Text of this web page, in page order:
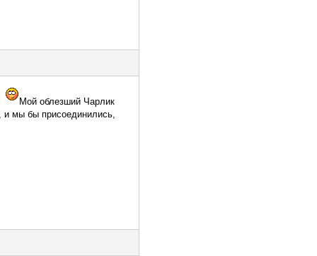
Мой облезший Чарлик
и мы бы присоединились,